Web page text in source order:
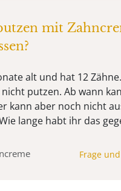
mit
alt und hat 12
putzen. Ab wann
kann aber noch nicht
lange habt ihr das
Frage